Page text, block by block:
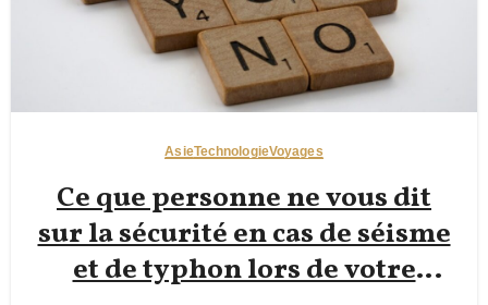
AsieTechnologieVoyages
Ce que personne ne vous dit
sur la sécurité en cas de séisme
et de typhon lors de votre